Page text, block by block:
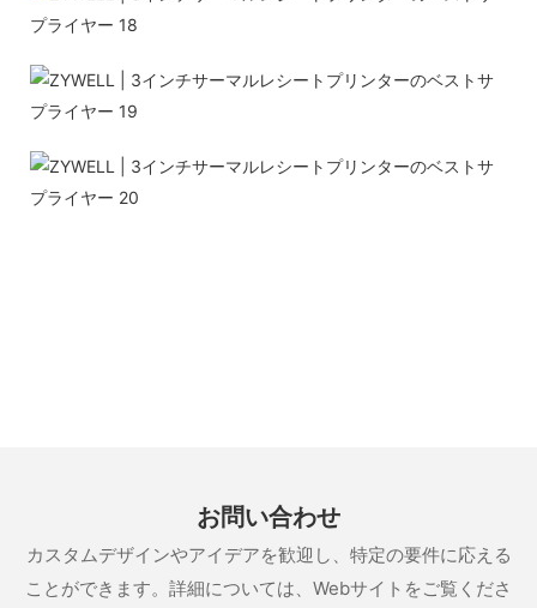
お問い合わせ
カスタムデザインやアイデアを歓迎し、特定の要件に応える
ことができます。詳細については、Webサイトをご覧くださ